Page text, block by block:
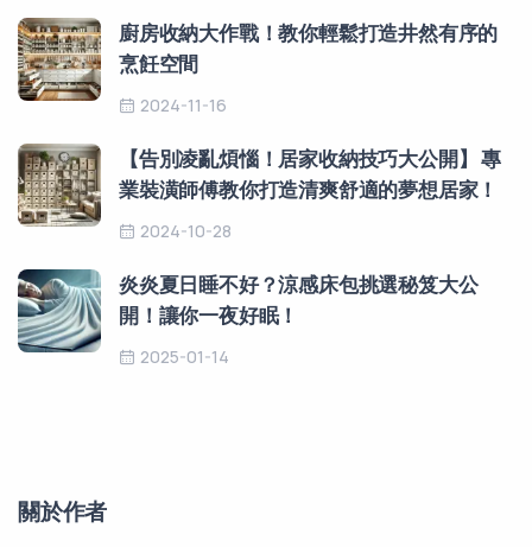
廚房收納大作戰！教你輕鬆打造井然有序的
烹飪空間
2024-11-16
【告別凌亂煩惱！居家收納技巧大公開】 專
業裝潢師傅教你打造清爽舒適的夢想居家！
2024-10-28
炎炎夏日睡不好？涼感床包挑選秘笈大公
開！讓你一夜好眠！
2025-01-14
關於作者